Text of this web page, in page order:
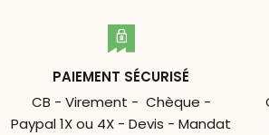
PAIEMENT SÉCURISÉ
CB - Virement - Chèque -
Paypal 1X ou 4X - Devis - Mandat